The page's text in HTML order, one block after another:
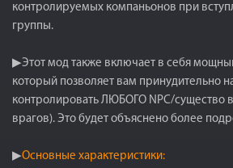
контролируемых компаньонов при
группы.
▶Этот мод также включает в себя
который позволяет вам принудительно
контролировать ЛЮБОГО NPC/существо
врагов). Это будет объяснено более
▶Основные характеристики: